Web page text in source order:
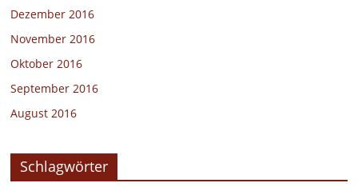
Dezember 2016
November 2016
Oktober 2016
September 2016
August 2016
Schlagwörter